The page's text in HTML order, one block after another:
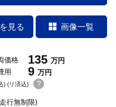
見る 画像一覧
価格 135 万円
用
9 万円
) (リ済込) ?
行無制限)